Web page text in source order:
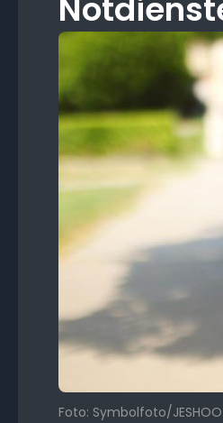
Foto: Symbolfoto/